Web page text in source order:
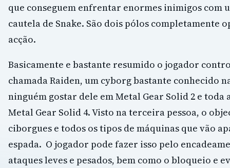
que conseguem enfrentar enormes inimigos com
cautela de Snake. São dois pólos completamente
acção.
Basicamente e bastante resumido o jogador
chamada Raiden, um cyborg bastante conhecido
ninguém gostar dele em Metal Gear Solid 2 e toda
Metal Gear Solid 4. Visto na terceira pessoa, o
ciborgues e todos os tipos de máquinas que vão
espada. O jogador pode fazer isso pelo
ataques leves e pesados, bem como o bloqueio e